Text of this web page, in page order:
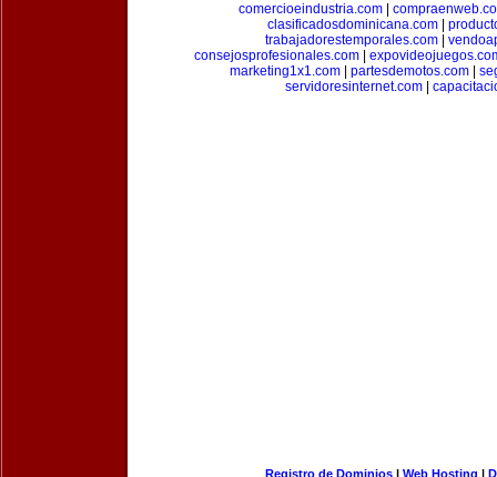
comercioeindustria.com|
clasificadosdominicana.com
trabajadorestemporales.com
consejosprofesionales.com|
marketing1x1.com| partesdemotos.com|
servidoresinternet.com
Registro de Dominios| Web Hosting |